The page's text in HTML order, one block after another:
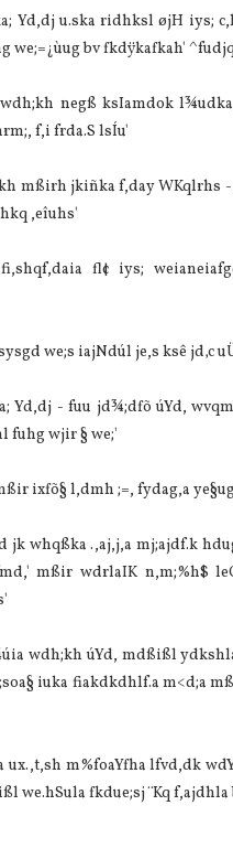
Yd,dj u.ska ridhksl øjH iys;
bv fkdÿkafkah'
negß ksIamdok
f,i frda.S lsÍu'
mßirh jkiñka f,day WKqlrhs
,eîuhs'
fl¢ iys;
we;s iajNdúl je,s ksê jd‚c
Yd,dj - fuu jd¾;dfõ úYd,
fuhg wjir § we;'
ixfõ§ l,dmh ;=, fydag,a
jk whqßka .,aj,j,a mj;ajdf.k
mßir wdrlaIK n,m;%h$
wdh;kh úYd, mdßißl
iuka fiakdkdhlf.a m<d;a
ux.,t,sh m%foaYfha lfvd,dk
we.hSula fkdue;sj ¨‍Kq